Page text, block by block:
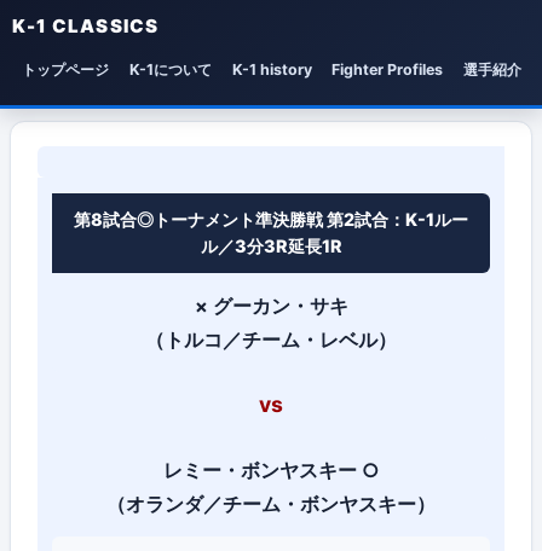
K-1 CLASSICS
トップページ K-1について K-1 history Fighter Profiles 選手紹介
FieLDS K-1 WORLD GP 2008
第8試合◎トーナメント準決勝戦 第2試合：K-1ルー
ル／3分3R延長1R
× グーカン・サキ
（トルコ／チーム・レベル）
vs
レミー・ボンヤスキー○
（オランダ／チーム・ボンヤスキー）